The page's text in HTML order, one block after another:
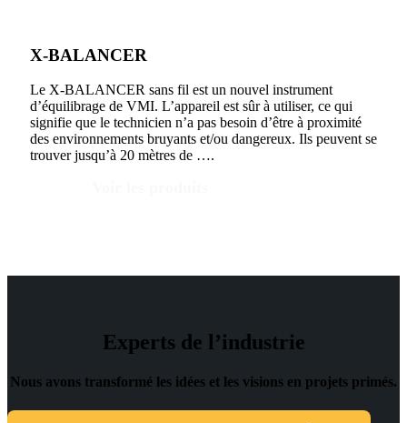
X-BALANCER
Le X-BALANCER sans fil est un nouvel instrument
d’équilibrage de VMI. L’appareil est sûr à utiliser, ce qui
signifie que le technicien n’a pas besoin d’être à proximité
des environnements bruyants et/ou dangereux. Ils peuvent se
trouver jusqu’à 20 mètres de ….
Experts de l’industrie
Nous avons transformé les idées et les visions en projets primés.